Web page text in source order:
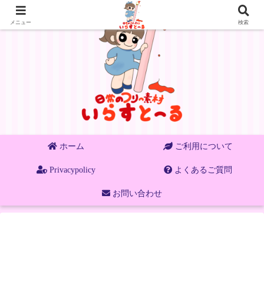
ホーム ご利用について
Privacypolicy よくあるご質問
お問い合わせ
メニュー 検索